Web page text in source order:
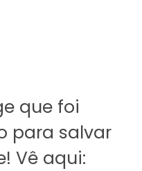
que foi
para salvar
Vê aqui: